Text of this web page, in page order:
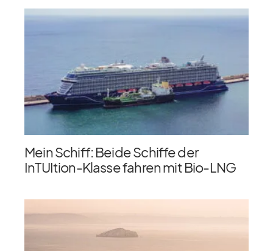
Mein Schiff: Beide Schiffe der
InTUItion-Klasse fahren mit Bio-LNG